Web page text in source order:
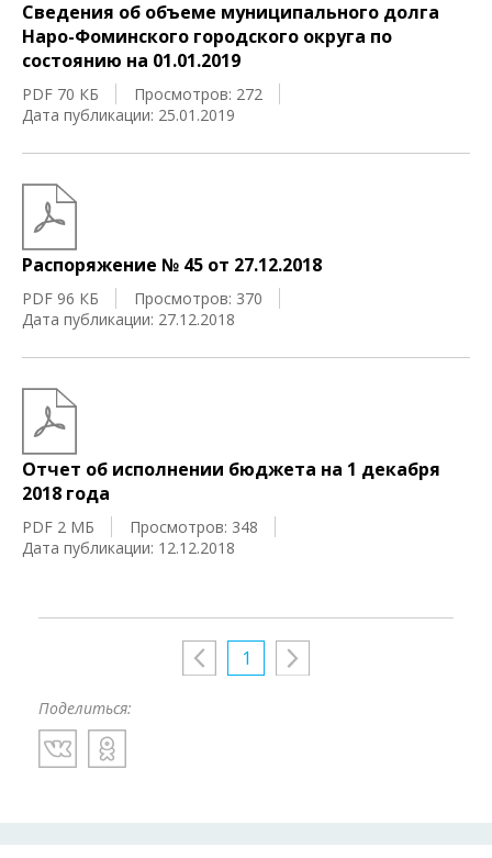
Сведения об объеме муниципального долга
Наро-Фоминского городского округа по
состоянию на 01.01.2019
PDF 70 КБ
Просмотров: 272
Дата публикации: 25.01.2019
Распоряжение № 45 от 27.12.2018
PDF 96 КБ
Просмотров: 370
Дата публикации: 27.12.2018
Отчет об исполнении бюджета на 1 декабря
2018 года
PDF 2 МБ
Просмотров: 348
Дата публикации: 12.12.2018
1
Поделиться: